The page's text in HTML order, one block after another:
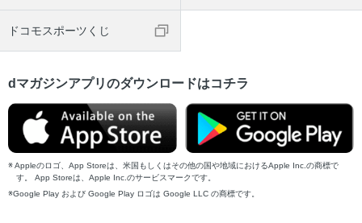
ドコモスポーツくじ
dマガジンアプリのダウンロードはコチラ
Appleのロゴ、App Storeは、米国もしくはその他の国や地域におけるApple Inc.の商標で
す。 App Storeは、Apple Inc.のサービスマークです。
Google Play および Google Play ロゴは Google LLC の商標です。